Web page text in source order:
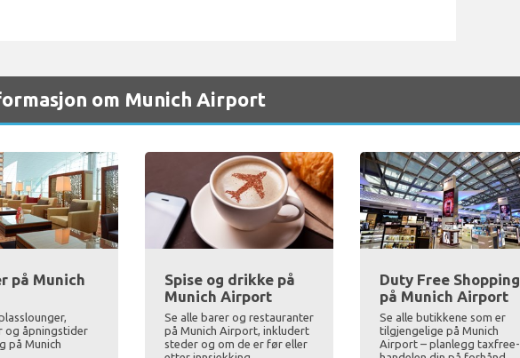
om Munich Airport
på Munich
og åpningstider
på Munich
Spise og drikke på
Munich Airport
Se alle barer og restauranter
på Munich Airport, inkludert
steder og om de er før eller
Duty Free Shopping
på Munich Airport
Se alle butikkene som er
tilgjengelige på Munich
Airport – planlegg taxfree-